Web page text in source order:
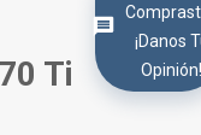
¡Danos
Ti